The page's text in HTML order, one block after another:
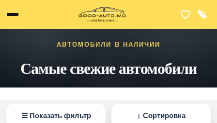
АВТОМОБИЛИ В НАЛИЧИИ
Самые свежие автомобили
☰ Показать фильтр ↕ Сортировка